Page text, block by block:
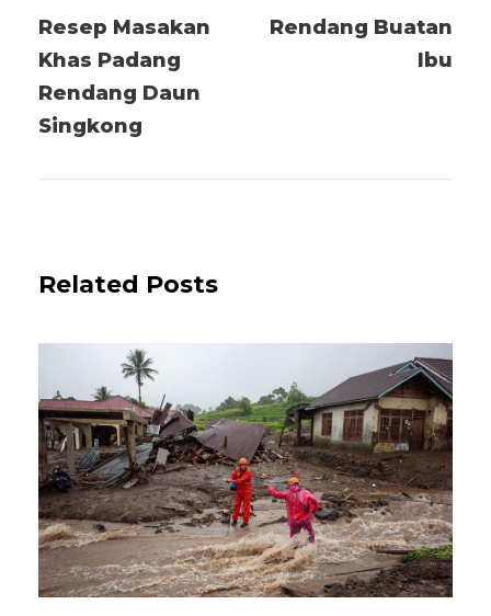
Resep Masakan
Khas Padang
Rendang Daun
Singkong
Rendang Buatan
Ibu
Related Posts